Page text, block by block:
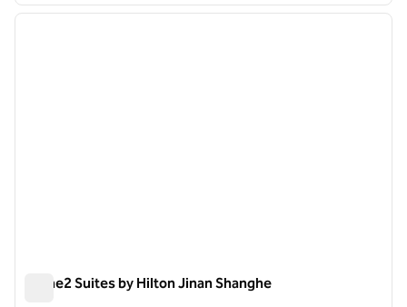
1 / 12
Home2 Suites by Hilton Jinan Shanghe